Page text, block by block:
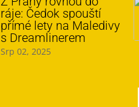
ráje: Čedok spouští
přímé lety na Maledivy
s Dreamlinerem
Srp 02, 2025